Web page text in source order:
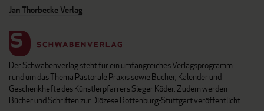
Jan Thorbecke Verlag
Der Schwabenverlag steht für ein umfangreiches Verlagsprogramm
rund um das Thema Pastorale Praxis sowie Bücher, Kalender und
Geschenkhefte des Künstlerpfarrers Sieger Köder. Zudem werden
Bücher und Schriften zur Diözese Rottenburg-Stuttgart veröffentlicht.